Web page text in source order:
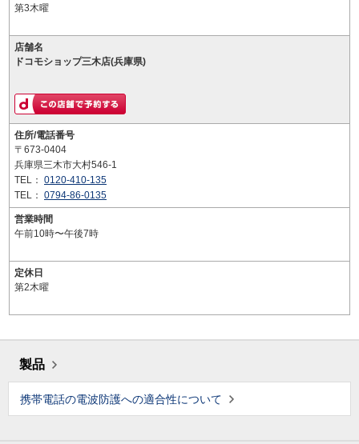
第3木曜
店舗名
ドコモショップ三木店(兵庫県)
住所/電話番号
〒673-0404
兵庫県三木市大村546-1
TEL： 0120-410-135
TEL： 0794-86-0135
営業時間
午前10時〜午後7時
定休日
第2木曜
製品
携帯電話の電波防護への適合性について